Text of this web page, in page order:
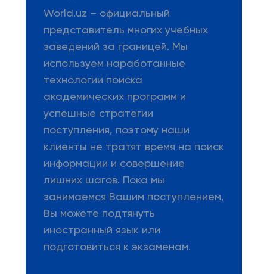
World.uz – официальный
представитель многих учебных
заведений за границей. Мы
используем наработанные
технологии поиска
академических программ и
успешные стратегии
поступления, поэтому наши
клиенты не тратят время на поиск
информации и совершение
лишних шагов. Пока мы
занимаемся Вашим поступлением,
Вы можете подтянуть
иностранный язык или
подготовиться к экзаменам.